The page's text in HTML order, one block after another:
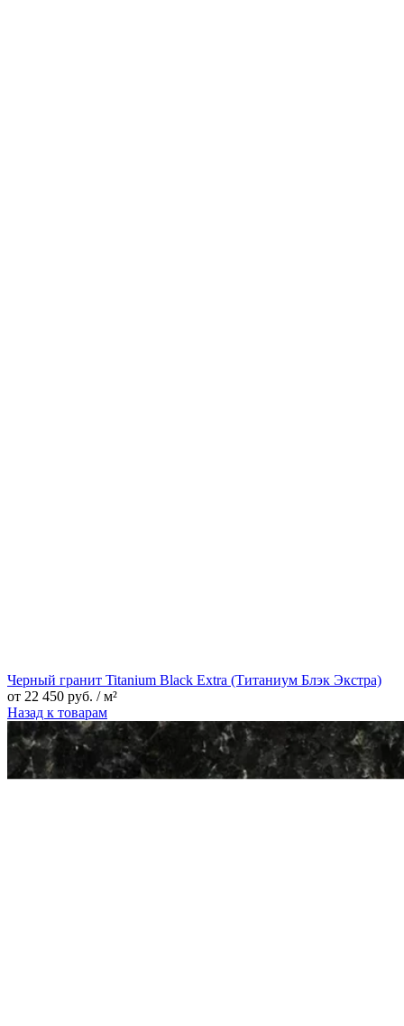
Черный гранит Titanium Black Extra (Титаниум Блэк Экстра)
от 22 450 руб. / м²
Назад к товарам